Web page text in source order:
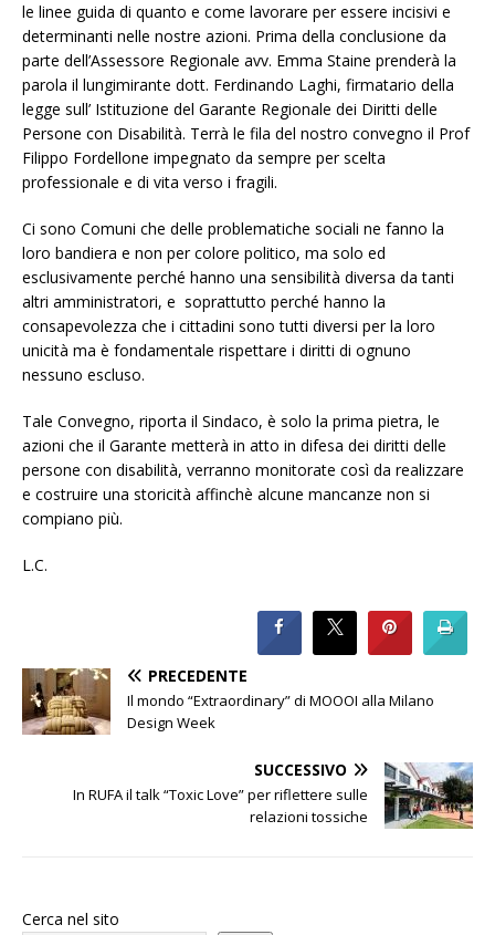
le linee guida di quanto e come lavorare per essere incisivi e
determinanti nelle nostre azioni. Prima della conclusione da
parte dell’Assessore Regionale avv. Emma Staine prenderà la
parola il lungimirante dott. Ferdinando Laghi, firmatario della
legge sull’ Istituzione del Garante Regionale dei Diritti delle
Persone con Disabilità. Terrà le fila del nostro convegno il Prof
Filippo Fordellone impegnato da sempre per scelta
professionale e di vita verso i fragili.
Ci sono Comuni che delle problematiche sociali ne fanno la
loro bandiera e non per colore politico, ma solo ed
esclusivamente perché hanno una sensibilità diversa da tanti
altri amministratori, e soprattutto perché hanno la
consapevolezza che i cittadini sono tutti diversi per la loro
unicità ma è fondamentale rispettare i diritti di ognuno
nessuno escluso.
Tale Convegno, riporta il Sindaco, è solo la prima pietra, le
azioni che il Garante metterà in atto in difesa dei diritti delle
persone con disabilità, verranno monitorate così da realizzare
e costruire una storicità affinchè alcune mancanze non si
compiano più.
L.C.
PRECEDENTE
Il mondo “Extraordinary” di MOOOI alla Milano
Design Week
SUCCESSIVO
In RUFA il talk “Toxic Love” per riflettere sulle
relazioni tossiche
Cerca nel sito